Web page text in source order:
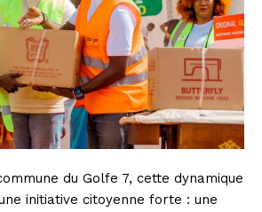
du Golfe 7, cette dynamique
initiative citoyenne forte : une